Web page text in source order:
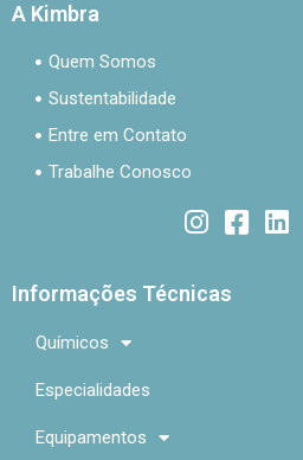
A Kimbra
Quem Somos
Sustentabilidade
Entre em Contato
Trabalhe Conosco
Informações Técnicas
Químicos
Especialidades
Equipamentos